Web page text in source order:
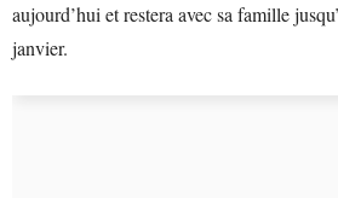
aujourd’hui et restera avec sa famille
janvier.